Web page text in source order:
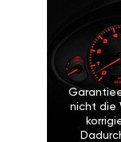
nicht die